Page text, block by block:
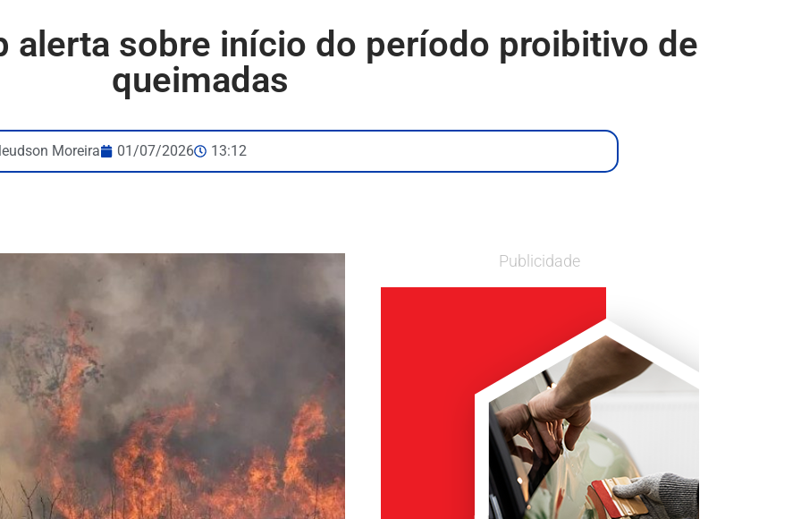
alerta sobre início do período proibitivo de
queimadas
Moreira 01/07/2026 13:12
Publicidade